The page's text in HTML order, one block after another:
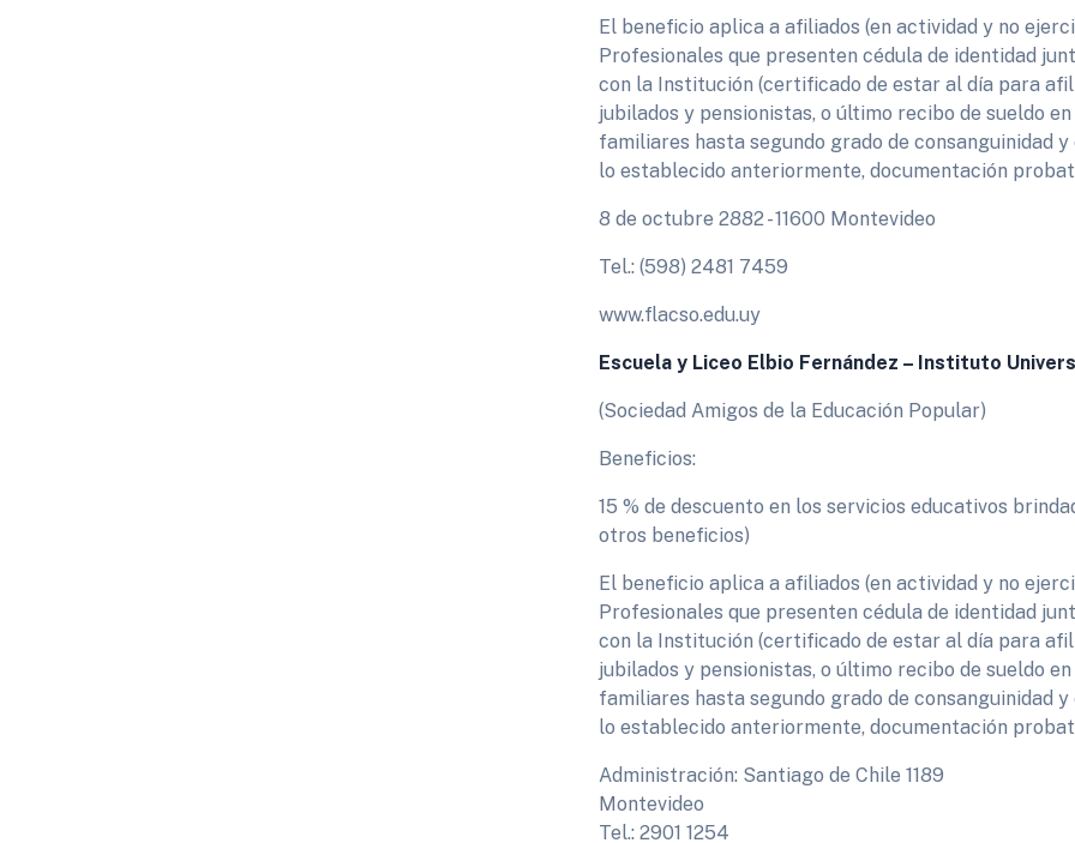
El beneficio aplica a afiliados (en actividad y no
Profesionales que presenten cédula de identidad
con la Institución (certificado de estar al día para
jubilados y pensionistas, o último recibo de sueldo
familiares hasta segundo grado de consanguinidad
lo establecido anteriormente, documentación
8 de octubre 2882 - 11600 Montevideo
Tel.: (598) 2481 7459
www.flacso.edu.uy
Escuela y Liceo Elbio Fernández – Instituto
(Sociedad Amigos de la Educación Popular)
Beneficios:
15 % de descuento en los servicios educativos
otros beneficios)
El beneficio aplica a afiliados (en actividad y no
Profesionales que presenten cédula de identidad
con la Institución (certificado de estar al día para
jubilados y pensionistas, o último recibo de sueldo
familiares hasta segundo grado de consanguinidad
lo establecido anteriormente, documentación
Administración: Santiago de Chile 1189
Montevideo
Tel.: 2901 1254